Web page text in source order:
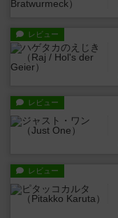
レビュー
レビュー
レビュー